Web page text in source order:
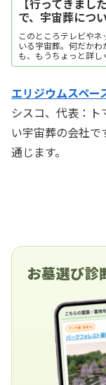
【行ってきまし
で、宇宙葬につ
このところテレビや
いる宇宙葬。何だか
も、もうちょっと詳
方はいらっしゃいま
エリジウムスペー
シスコ、代表：
い宇宙葬の会社で
通じます。
お墓選び診